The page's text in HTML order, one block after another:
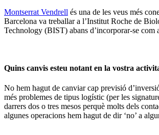
Montserrat Vendrell és una de les veus més
Barcelona va treballar a l’Institut Roche de
Technology (BIST) abans d’incorporar-se com
Quins canvis esteu notant en la vostra
No hem hagut de canviar cap previsió
més problemes de tipus logístic (per les
darrers dos o tres mesos perquè molts dels
algunes operacions hem hagut de dir ‘no’ a